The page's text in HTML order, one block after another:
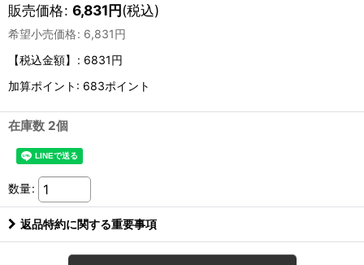
販売価格: 6,831円(税込)
希望小売価格: 6,831円
【税込金額】
: 6831円
加算ポイント: 683ポイント
在庫数 2個
数量:
返品特約に関する重要事項